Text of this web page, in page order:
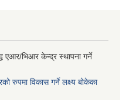
एआर/भिआर केन्द्र स्थापना गर्ने
रुपमा विकास गर्ने लक्ष्य बोकेका